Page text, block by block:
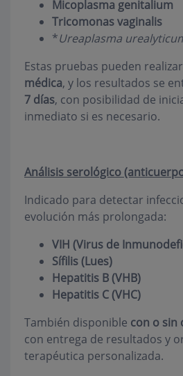
Micoplasma genitalium
Tricomonas vaginalis
*Ureaplasma
Estas pruebas pueden
médica, y los resultados se
7 días, con posibilidad de
inmediato si es necesario.
Análisis serológico
Indicado para detectar
evolución más prolongada:
VIH (Virus de
Sífilis (Lues)
Hepatitis B (VHB)
Hepatitis C (VHC)
También disponible con o sin
con entrega de resultados y
terapéutica personalizada.